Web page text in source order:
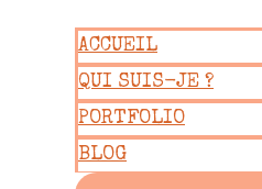
contenu
ACCUEIL
QUI SUIS-JE ?
PORTFOLIO
BLOG